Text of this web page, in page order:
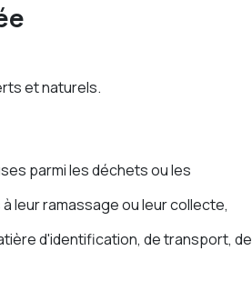
et naturels.
parmi les déchets ou les
leur ramassage ou leur collecte,
d'identification, de transport, de